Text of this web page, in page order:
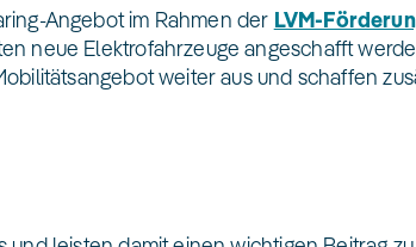
Angebot im Rahmen der LVM-
neue Elektrofahrzeuge angeschafft
weiter aus und schaffen